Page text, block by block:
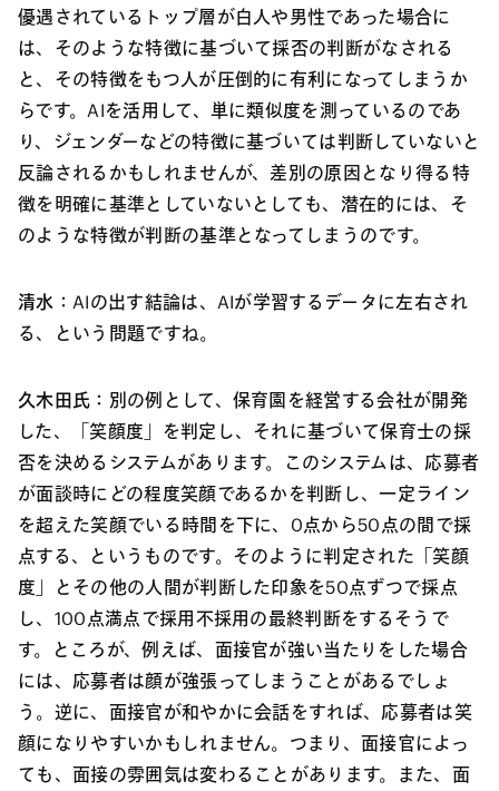
優遇されているトップ層が白人や男性であった場合に
は、そのような特徴に基づいて採否の判断がなされる
と、その特徴をもつ人が圧倒的に有利になってしまうか
らです。AIを活用して、単に類似度を測っているのであ
り、ジェンダーなどの特徴に基づいては判断していないと
反論されるかもしれませんが、差別の原因となり得る特
徴を明確に基準としていないとしても、潜在的には、そ
のような特徴が判断の基準となってしまうのです。
清水： AIの出す結論は、AIが学習するデータに左右され
る、という問題ですね。
久木田氏： 別の例として、保育園を経営する会社が開発
した、「笑顔度」を判定し、それに基づいて保育士の採
否を決めるシステムがあります。このシステムは、応募者
が面談時にどの程度笑顔であるかを判断し、一定ライン
を超えた笑顔でいる時間を下に、0点から50点の間で採
点する、というものです。そのように判定された「笑顔
度」とその他の人間が判断した印象を50点ずつで採点
し、100点満点で採用不採用の最終判断をするそうで
す。ところが、例えば、面接官が強い当たりをした場合
には、応募者は顔が強張ってしまうことがあるでしょ
う。逆に、面接官が和やかに会話をすれば、応募者は笑
顔になりやすいかもしれません。つまり、面接官によっ
ても、面接の雰囲気は変わることがあります。また、面